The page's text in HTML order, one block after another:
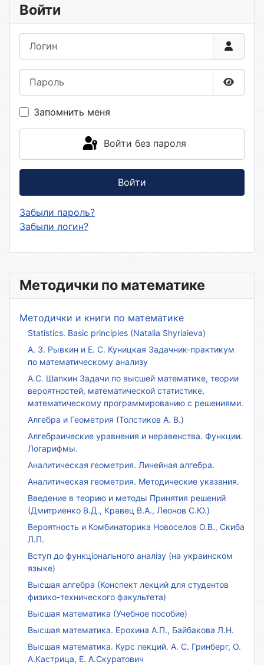
Методички по математике
Методички и книги по математике
Statistics. Basic principles (Natalia Shyriaieva)
А. З. Рывкин и Е. С. Куницкая Задачник-практикум
по математическому анализу
А.С. Шапкин Задачи по высшей математике, теории
вероятностей, математической статистике,
математическому программированию с решениями.
Алгебра и Геометрия (Толстиков А. В.)
Алгебраические уравнения и неравенства. Функции.
Логарифмы.
Аналитическая геометрия. Линейная алгебра.
Аналитическая геометрия. Методические указания.
Введение в теорию и методы Принятия решений
(Дмитриенко В.Д., Кравец В.А., Леонов С.Ю.)
Вероятность и Комбинаторика Новоселов О.В., Скиба
Л.П.
Вступ до функціонального аналізу (на украинском
языке)
Высшая алгебра (Конспект лекций для студентов
физико-технического факультета)
Высшая математика (Учебное пособие)
Высшая математика. Ерохина А.П., Байбакова Л.Н.
Высшая математика. Курс лекций. А. С. Гринберг, О.
А.Кастрица, Е. А.Скуратович
Войти
Запомнить меня
Войти без пароля
Войти
Забыли пароль?
Забыли логин?